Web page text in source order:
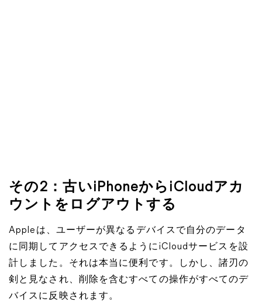
その2：古いiPhoneからiCloudアカ
ウントをログアウトする
Appleは、ユーザーが異なるデバイスで自分のデータ
に同期してアクセスできるようにiCloudサービスを設
計しました。それは本当に便利です。しかし、諸刃の
剣と見なされ、削除を含むすべての操作がすべてのデ
バイスに反映されます。